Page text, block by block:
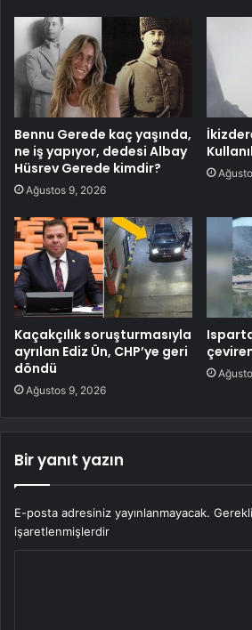
Bennu Gerede kaç yaşında,
ne iş yapıyor, dedesi Albay
Hüsrev Gerede kimdir?
Ağustos 9, 2026
Kaçakçılık soruşturmasıyla
ayrılan Ediz Ün, CHP’ye geri
döndü
Ağustos 9, 2026
Bir yanıt yazın
E-posta adresiniz yayınlanmayacak.
işaretlenmişlerdir